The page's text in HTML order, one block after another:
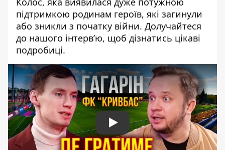
підтримкою родинам героїв, які загинули
або зникли з початку війни. Долучайтеся
до нашого інтервʼю, щоб дізнатись цікаві
подробиці.
Play